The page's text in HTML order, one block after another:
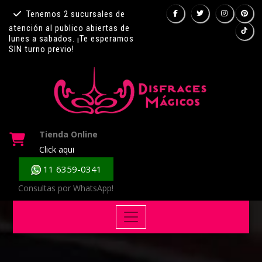
Tenemos 2 sucursales de
atención al publico abiertas de
lunes a sabados. ¡Te esperamos
SIN turno previo!
Tienda Online
Click aqui
11 6359-0341
Consultas por WhatsApp!